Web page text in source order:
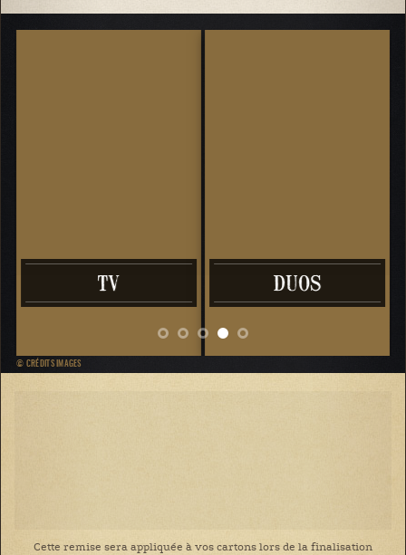
EL CÓNDOR PASA
© CRÉDITS IMAGES
Cette remise sera appliquée à vos cartons lors de la finalisation